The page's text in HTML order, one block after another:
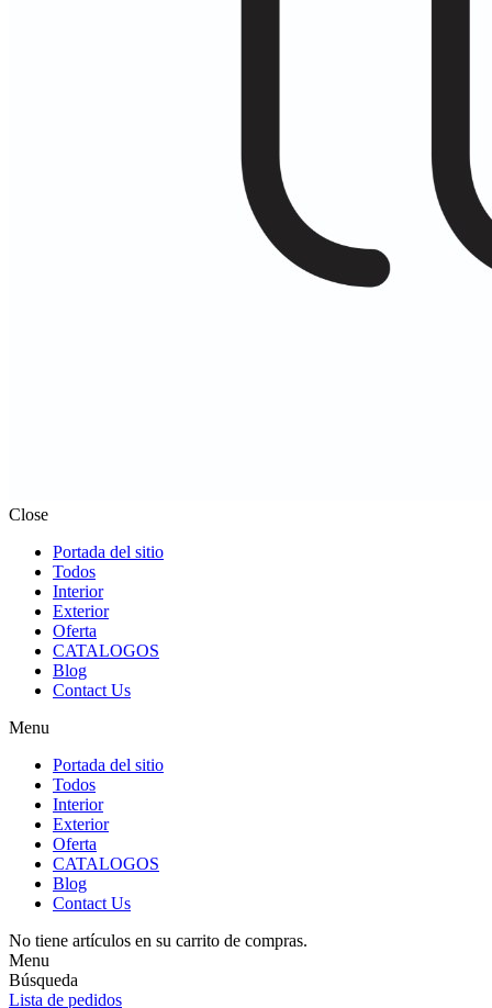
Close
Portada del sitio
Todos
Interior
Exterior
Oferta
CATALOGOS
Blog
Contact Us
Menu
Portada del sitio
Todos
Interior
Exterior
Oferta
CATALOGOS
Blog
Contact Us
No tiene artículos en su carrito de compras.
Menu
Búsqueda
Lista de pedidos